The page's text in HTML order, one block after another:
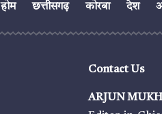
होम छत्तीसगढ़ कोरबा देश
Contact Us
ARJUN